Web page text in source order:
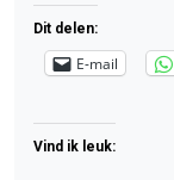
Dit delen:
E-mail
Vind ik leuk: